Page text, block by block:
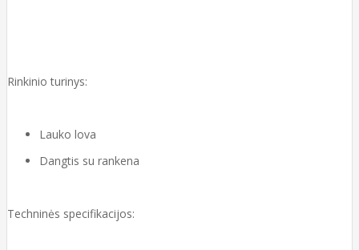
Rinkinio turinys:
Lauko lova
Dangtis su rankena
Techninės specifikacijos: